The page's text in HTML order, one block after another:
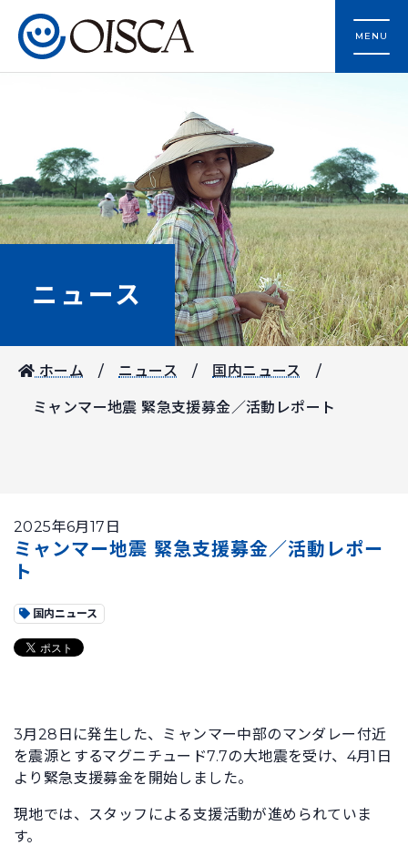
MENU
ニュース
ホーム ニュース 国内ニュース
ミャンマー地震 緊急支援募金／活動レポート
2025年6月17日
ミャンマー地震 緊急支援募金／活動レポー
ト
国内ニュース
3月28日に発生した、ミャンマー中部のマンダレー付近
を震源とするマグニチュード7.7の大地震を受け、4月1日
より緊急支援募金を開始しました。
現地では、スタッフによる支援活動が進められていま
す。